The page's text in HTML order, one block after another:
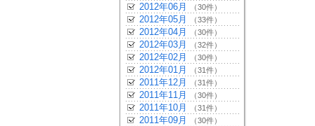
2012年06月 （30件）
2012年05月 （33件）
2012年04月 （30件）
2012年03月 （32件）
2012年02月 （30件）
2012年01月 （31件）
2011年12月 （31件）
2011年11月 （30件）
2011年10月 （31件）
2011年09月 （30件）